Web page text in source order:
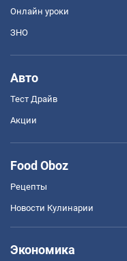
Онлайн уроки
ЗНО
Авто
Тест Драйв
Акции
Food Oboz
Рецепты
Новости Кулинарии
Экономика